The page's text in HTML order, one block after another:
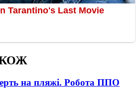
на пляжі. Робота ППО